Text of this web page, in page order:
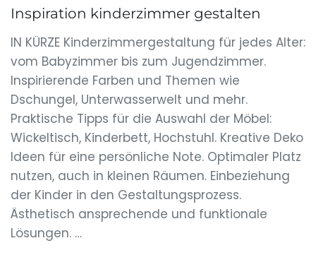
Inspiration kinderzimmer gestalten
IN KÜRZE Kinderzimmergestaltung für jedes Alter:
vom Babyzimmer bis zum Jugendzimmer.
Inspirierende Farben und Themen wie
Dschungel, Unterwasserwelt und mehr.
Praktische Tipps für die Auswahl der Möbel:
Wickeltisch, Kinderbett, Hochstuhl. Kreative Deko
Ideen für eine persönliche Note. Optimaler Platz
nutzen, auch in kleinen Räumen. Einbeziehung
der Kinder in den Gestaltungsprozess.
Ästhetisch ansprechende und funktionale
Lösungen. …